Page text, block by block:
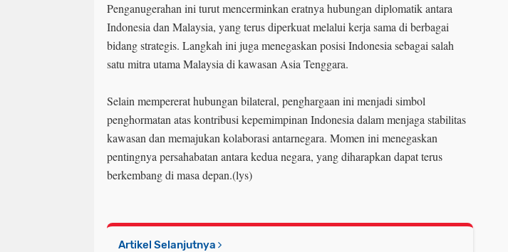
Penganugerahan ini turut mencerminkan eratnya hubungan diplomatik antara
Indonesia dan Malaysia, yang terus diperkuat melalui kerja sama di berbagai
bidang strategis. Langkah ini juga menegaskan posisi Indonesia sebagai salah
satu mitra utama Malaysia di kawasan Asia Tenggara.
Selain mempererat hubungan bilateral, penghargaan ini menjadi simbol
penghormatan atas kontribusi kepemimpinan Indonesia dalam menjaga stabilitas
kawasan dan memajukan kolaborasi antarnegara. Momen ini menegaskan
pentingnya persahabatan antara kedua negara, yang diharapkan dapat terus
berkembang di masa depan.(lys)
Artikel Selanjutnya